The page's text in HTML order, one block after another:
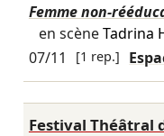
Femme non-
en scèneTadrina
07/11
[1 rep.]
Festival Théâtral